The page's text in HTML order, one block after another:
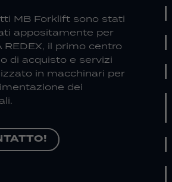
MB Forklift sono stati
appositamente per
REDEX, il primo centro
di acquisto e servizi
in macchinari per
dei